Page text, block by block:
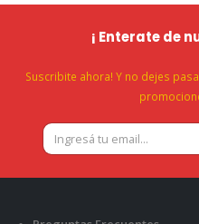
¡ Enterate de
Suscribite ahora! Y no dejes